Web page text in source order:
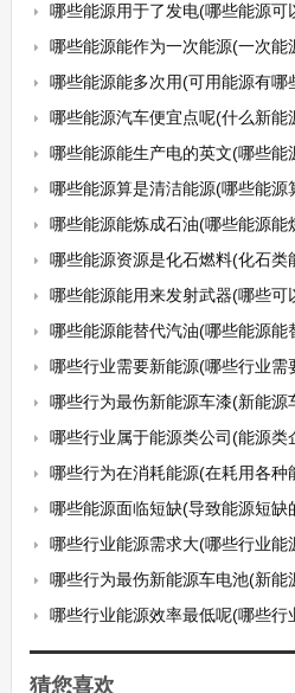
哪些能源用于了发电(哪些能源可
哪些能源能作为一次能源(一次能
哪些能源能多次用(可用能源有哪
哪些能源汽车便宜点呢(什么新能
哪些能源能生产电的英文(哪些能
哪些能源算是清洁能源(哪些能源
哪些能源能炼成石油(哪些能源能
哪些能源资源是化石燃料(化石类
哪些能源能用来发射武器(哪些可
哪些能源能替代汽油(哪些能源能
哪些行业需要新能源(哪些行业需
哪些行为最伤新能源车漆(新能源
哪些行业属于能源类公司(能源类
哪些行为在消耗能源(在耗用各种能
哪些能源面临短缺(导致能源短缺
哪些行业能源需求大(哪些行业能
哪些行为最伤新能源车电池(新能
哪些行业能源效率最低呢(哪些行
猜您喜欢